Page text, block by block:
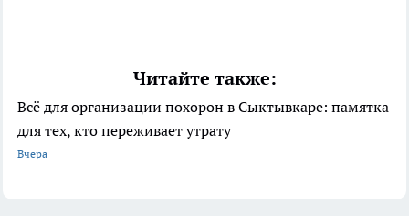
Читайте также:
Всё для организации похорон в Сыктывкаре: памятка
для тех, кто переживает утрату
Вчера